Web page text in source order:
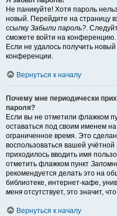
Не паникуйте! Хотя пароль
новый. Перейдите на страницу
ссылку Забыли пароль?.
сможете войти на конференцию.
Если не удалось получить
конференции.
Вернуться к началу
Почему мне периодически
пароля?
Если вы не отметили флажком
оставаться под своим именем
ограниченное время. Это
воспользоваться вашей
приходилось вводить имя
отметить флажком пункт
рекомендуется делать это на
библиотеке, интернет-кафе,
меня отсутствует, это значит,
Вернуться к началу